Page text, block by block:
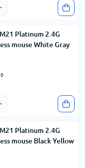
Platinum 2.4G
mouse White Gray
0
Platinum 2.4G
mouse Black Yellow